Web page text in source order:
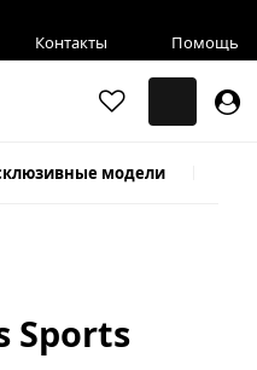
Контакты Помощь
модели
Sports